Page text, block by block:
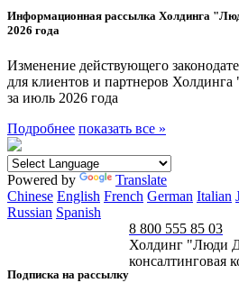
Информационная рассылка Холдинга
2026 года
Изменение действующего
для клиентов и партнеров
за июль 2026 года
Подробнее показать все »
Powered by
Translate
Chinese English French German Italian
Russian Spanish
Подписка на рассылку
8 800 555 85 03
Холдинг "Люди
консалтинговая